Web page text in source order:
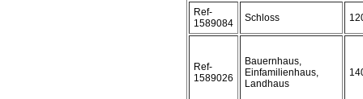
Ref-
1589084
Schloss
Ref-
1589026
Bauernhaus,
Einfamilienhaus,
Landhaus